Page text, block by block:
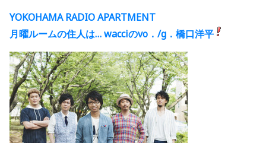
YOKOHAMA RADIO APARTMENT
月曜ルームの住人は… wacciのvo．/g．橋口洋平